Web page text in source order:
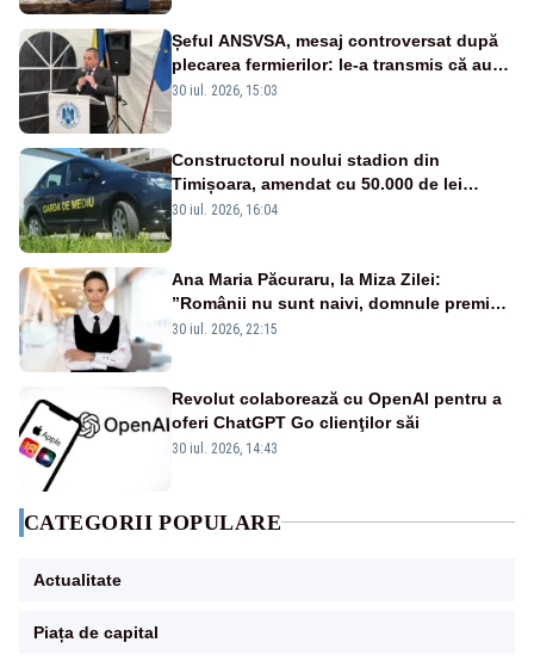
Șeful ANSVSA, mesaj controversat după
plecarea fermierilor: le-a transmis că au
fost dezinformați și că nu-și dă demisia
30 iul. 2026, 15:03
Constructorul noului stadion din
Timișoara, amendat cu 50.000 de lei
pentru peste 700 de tone de deșeuri
30 iul. 2026, 16:04
Ana Maria Păcuraru, la Miza Zilei:
”Românii nu sunt naivi, domnule premier
Bolojan”
30 iul. 2026, 22:15
Revolut colaborează cu OpenAI pentru a
oferi ChatGPT Go clienţilor săi
30 iul. 2026, 14:43
CATEGORII POPULARE
Actualitate
Piața de capital